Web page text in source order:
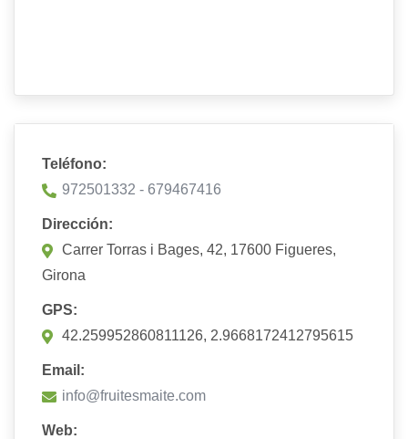
Teléfono:
972501332 - 679467416
Dirección:
Carrer Torras i Bages, 42, 17600 Figueres,
Girona
GPS:
42.259952860811126, 2.9668172412795615
Email:
info@fruitesmaite.com
Web: